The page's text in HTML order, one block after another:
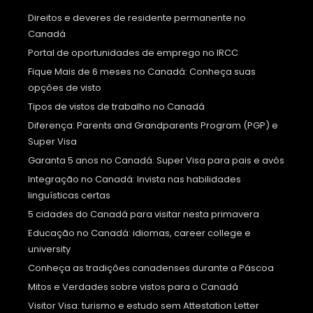
Direitos e deveres de residente permanente no
Canadá
Portal de oportunidades de emprego no IRCC
Fique Mais de 6 meses no Canadá: Conheça suas
opções de visto
Tipos de vistos de trabalho no Canadá
Diferença: Parents and Grandparents Program (PGP) e
Super Visa
Garanta 5 anos no Canadá: Super Visa para pais e avós
Integração no Canadá: Invista nas habilidades
linguísticas certas
5 cidades do Canadá para visitar nesta primavera
Educação no Canadá: idiomas, career college e
university
Conheça as tradições canadenses durante a Páscoa
Mitos e Verdades sobre vistos para o Canadá
Visitor Visa: turismo e estudo sem Attestation Letter